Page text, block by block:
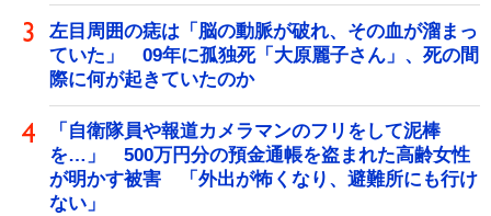
左目周囲の痣は「脳の動脈が破れ、その血が溜まっ
ていた」 09年に孤独死「大原麗子さん」、死の間
際に何が起きていたのか
「自衛隊員や報道カメラマンのフリをして泥棒
を…」 500万円分の預金通帳を盗まれた高齢女性
が明かす被害 「外出が怖くなり、避難所にも行け
ない」